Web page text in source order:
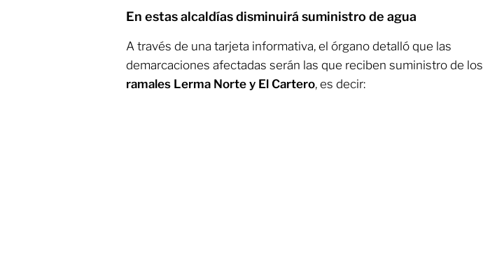
En estas alcaldías disminuirá suministro de agua
A través de una tarjeta informativa, el órgano detalló que las
demarcaciones afectadas serán las que reciben suministro de los
ramales Lerma Norte y El Cartero, es decir: